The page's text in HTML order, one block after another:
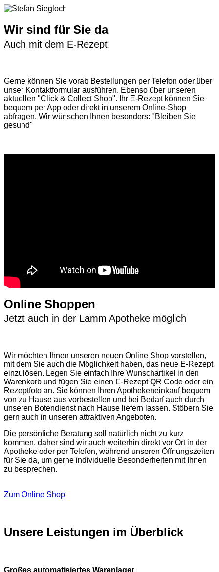
Wir sind für Sie da
Auch mit dem E-Rezept!
Gerne können Sie vorab Bestellungen per Telefon oder über
unser Kontaktformular ausführen. Ebenso über unseren
aktuellen "Click & Collect Shop". Ihr E-Rezept können Sie
bequem per App oder direkt in unserem Online-Shop
abfragen. Wir wünschen Ihnen besonders: "Bleiben Sie
gesund"
Online Shoppen
Jetzt auch in der Lamm Apotheke möglich
Wir möchten Ihnen unseren neuen Online Shop vorstellen,
mit dem Sie auch die Möglichkeit haben, das neue E-Rezept
einzulösen. Legen Sie einfach Ihre Wunschartikel in den
Warenkorb und fügen Sie einen E-Rezept QR Code oder ein
Rezeptfoto an. Sie können Ihren Apothekeneinkauf bequem
von zu Hause aus vorbestellen und bei Bedarf auch durch
unseren Botendienst nach Hause liefern lassen. Stöbern Sie
gern auch in unseren attraktiven Angeboten.
Die persönliche Beratung soll natürlich nicht zu kurz
kommen, daher sind wir auch weiterhin direkt vor Ort in der
Apotheke oder per Telefon, während unseren Öffnungszeiten
für Sie da, um gerne individuelle Besonderheiten mit Ihnen
zu besprechen.
Zum Online Shop
Unsere Leistungen im Überblick
Großes automatisiertes Warenlager